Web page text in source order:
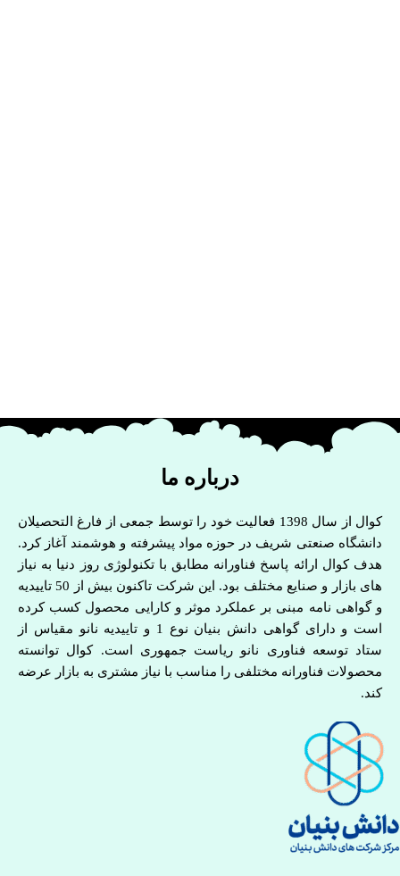
درباره ما
کوال از سال 1398 فعالیت خود را توسط جمعی از فارغ التحصیلان
دانشگاه صنعتی شریف در حوزه مواد پیشرفته و هوشمند آغاز کرد.
هدف کوال ارائه پاسخ فناورانه مطابق با تکنولوژی روز دنیا به نیاز
های بازار و صنایع مختلف بود. این شرکت تاکنون بیش از 50 تاییدیه
و گواهی نامه مبنی بر عملکرد موثر و کارایی محصول کسب کرده
است و دارای گواهی دانش بنیان نوع 1 و تاییدیه نانو مقیاس از
ستاد توسعه فناوری نانو ریاست جمهوری است. کوال توانسته
محصولات فناورانه مختلفی را مناسب با نیاز مشتری به بازار عرضه
کند.